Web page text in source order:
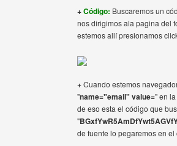
+Código: Buscaremos un
nos dirigimos ala pagina del
estemos allí presionamos
+Cuando estemos
"name="email" value=" en
de eso esta el código que
"
de fuente lo pegaremos en